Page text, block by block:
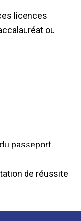
licences
ou
passeport
de réussite